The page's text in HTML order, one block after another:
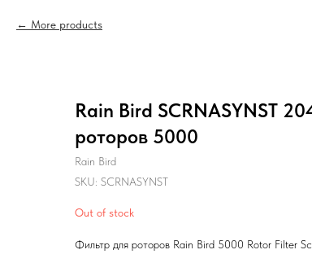
More products
Rain Bird SCRNASYNST
роторов 5000
Rain Bird
SKU: SCRNASYNST
Out of stock
Фильтр для роторов Rain Bird 5000 Rotor Filter